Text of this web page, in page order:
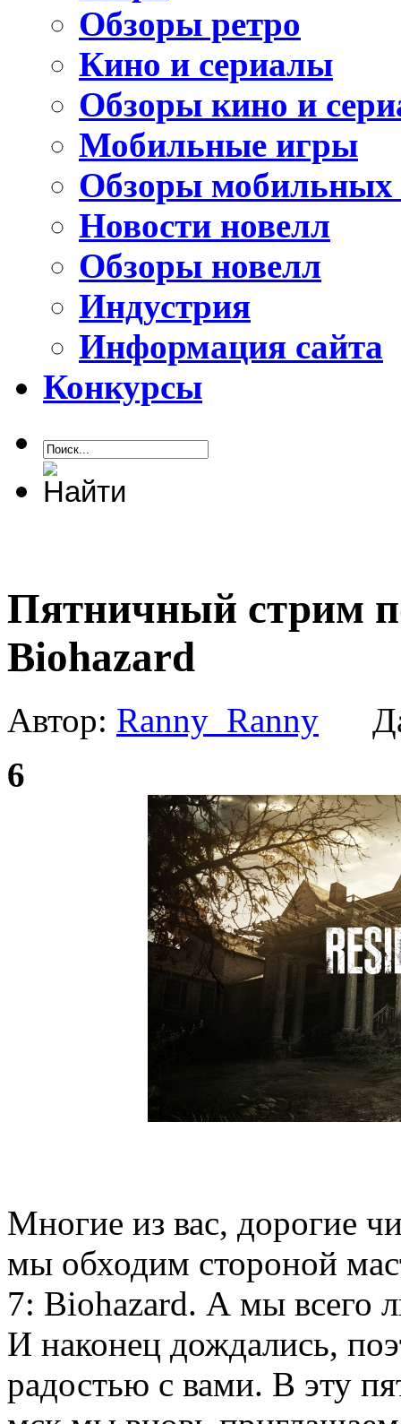
Обзоры ретро
Кино и сериалы
Обзоры кино и
Мобильные игры
Обзоры мобильных
Новости новелл
Обзоры новелл
Индустрия
Информация сайта
Конкурсы
Пятничный стрим
Biohazard
Автор: Ranny_Ranny
6
Многие из вас, дорогие
мы обходим стороной
7: Biohazard. А мы всего
И наконец дождались,
радостью с вами. В эту